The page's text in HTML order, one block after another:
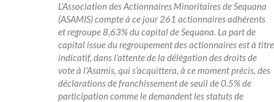
L'Association des Actionnaires Minoritaires de Sequana
(ASAMIS) compte à ce jour 261 actionnaires adhérents
et regroupe 8,63% du capital de Sequana. La part de
capital issue du regroupement des actionnaires est à titre
indicatif, dans l'attente de la délégation des droits de
vote à l'Asamis, qui s’acquittera, à ce moment précis, des
déclarations de franchissement de seuil de 0.5% de
participation comme le demandent les statuts de